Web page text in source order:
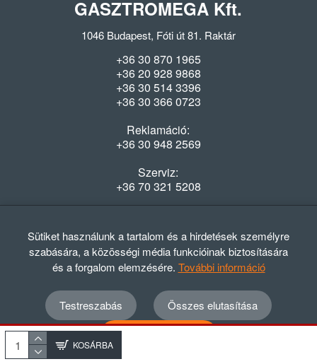
KOSÁRBA
GASZTROMEGA Kft.
1046 Budapest, Fóti út 81. Raktár
+36 30 870 1965
+36 20 928 9868
+36 30 514 3396
+36 30 366 0723
Reklamáció:
+36 30 948 2569
Szerviz:
+36 70 321 5208
Hétfő-Péntek: 08:00-16:30
© 2012 - 2024 GASZTRΩMEGA Kft.
Adatvédelmi szabályzat
ÁSZF
Elállási nyilatkozat
Sütiket használunk a tartalom és a hirdetések személyre
szabására, a közösségi média funkcióinak biztosítására
és a forgalom elemzésére. További információ
Testreszabás
Összes elutasítása
Összes elfogadása